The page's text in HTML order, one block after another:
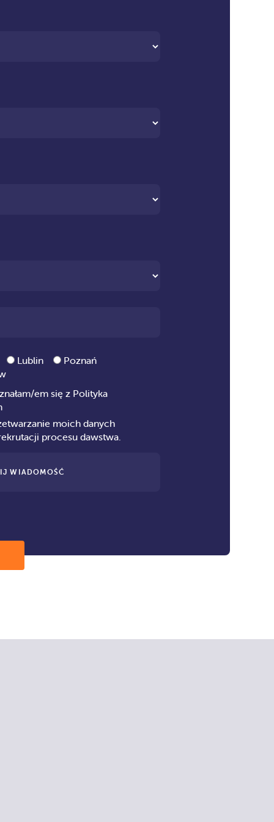
Lublin
Poznań
em się z Polityka
moich danych
procesu dawstwa.